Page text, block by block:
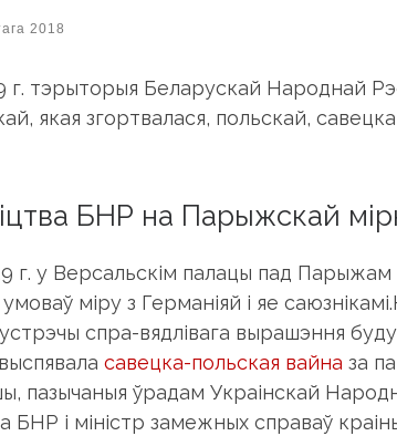
2018
г. тэрыторыя Беларускай Народнай
якая згортвалася, польскай,
БНР на Парыжскай
г. у Версальскім палацы пад
міру з Германіяй і яе
спра-вядлівага вырашэння
савецка-польская вайна за
пазычаныя ўрадам Украінскай
БНР і міністр замежных справаў